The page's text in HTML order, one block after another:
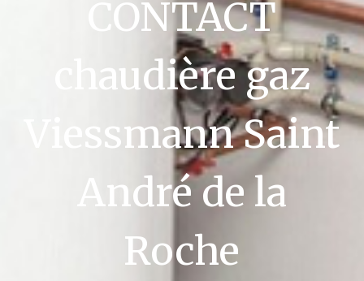
CONTACT
chaudière gaz
Viessmann Saint
André de la
Roche